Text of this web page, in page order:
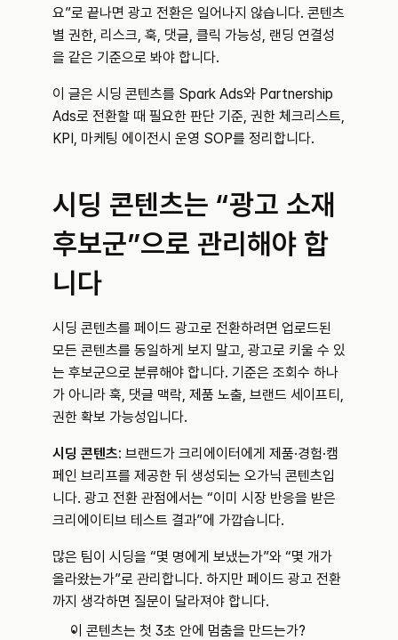
요”로 끝나면 광고 전환은 일어나지 않습니다. 콘텐츠
별 권한, 리스크, 훅, 댓글, 클릭 가능성, 랜딩 연결성
을 같은 기준으로 봐야 합니다.
이 글은 시딩 콘텐츠를 Spark Ads와 Partnership
Ads로 전환할 때 필요한 판단 기준, 권한 체크리스트,
KPI, 마케팅 에이전시 운영 SOP를 정리합니다.
시딩 콘텐츠는 “광고 소재
후보군”으로 관리해야 합
니다
시딩 콘텐츠를 페이드 광고로 전환하려면 업로드된
모든 콘텐츠를 동일하게 보지 말고, 광고로 키울 수 있
는 후보군으로 분류해야 합니다. 기준은 조회수 하나
가 아니라 훅, 댓글 맥락, 제품 노출, 브랜드 세이프티,
권한 확보 가능성입니다.
시딩 콘텐츠: 브랜드가 크리에이터에게 제품·경험·캠
페인 브리프를 제공한 뒤 생성되는 오가닉 콘텐츠입
니다. 광고 전환 관점에서는 “이미 시장 반응을 받은
크리에이티브 테스트 결과”에 가깝습니다.
많은 팀이 시딩을 “몇 명에게 보냈는가”와 “몇 개가
올라왔는가”로 관리합니다. 하지만 페이드 광고 전환
까지 생각하면 질문이 달라져야 합니다.
이 콘텐츠는 첫 3초 안에 멈춤을 만드는가?